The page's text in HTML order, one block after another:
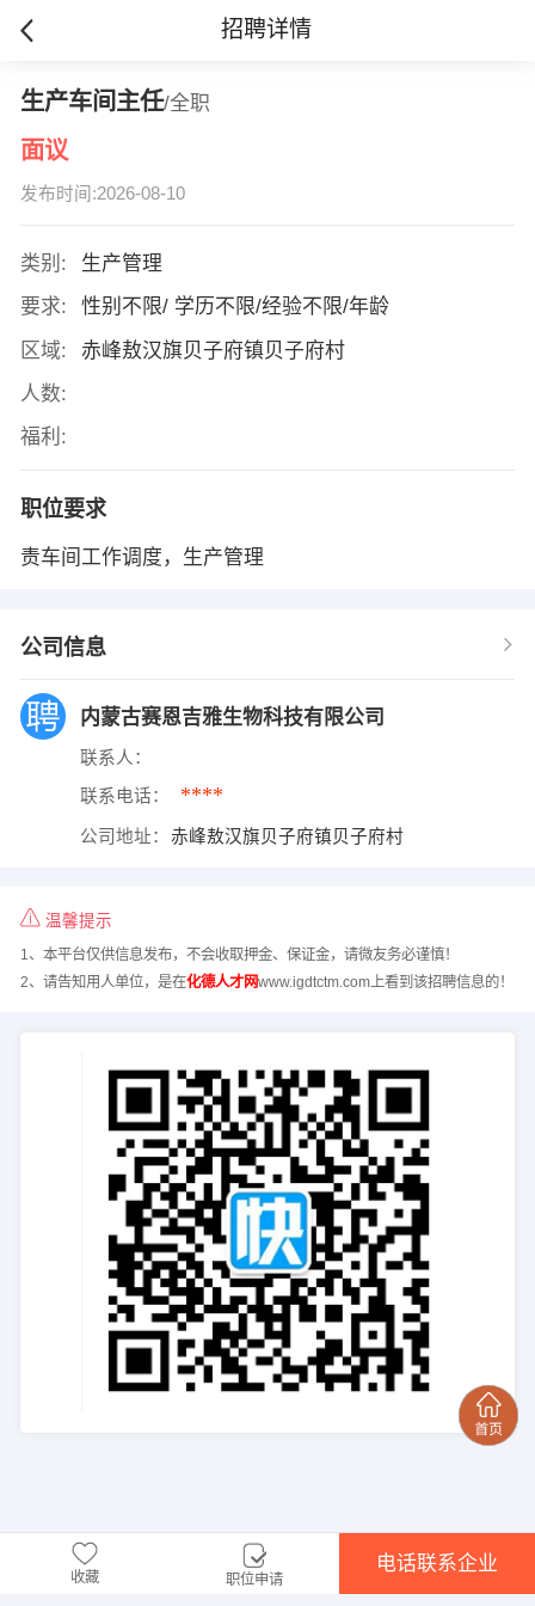
招聘详情
生产车间主任/全职
面议
发布时间:2026-08-10
类别:
生产管理
要求:
性别不限/ 学历不限/经验不限/年龄
区域:
赤峰敖汉旗贝子府镇贝子府村
人数:
福利:
职位要求
责车间工作调度，生产管理
公司信息
内蒙古赛恩吉雅生物科技有限公司
联系人：
联系电话： ****
公司地址： 赤峰敖汉旗贝子府镇贝子府村
温馨提示
1、本平台仅供信息发布，不会收取押金、保证金，请微友务必谨慎！
2、请告知用人单位，是在化德人才网www.igdtctm.com上看到该招聘信息的！
收藏 职位申请
电话联系企业